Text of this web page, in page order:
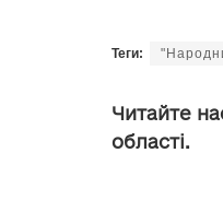
Теги:
Читайте
області.